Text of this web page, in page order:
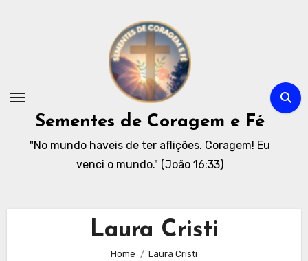
Sementes de Coragem e Fé
"No mundo haveis de ter aflições. Coragem! Eu
venci o mundo." (João 16:33)
Laura Cristi
Home Laura Cristi